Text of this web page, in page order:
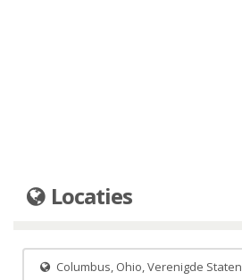
Locaties
Columbus, Ohio, Verenigde Staten